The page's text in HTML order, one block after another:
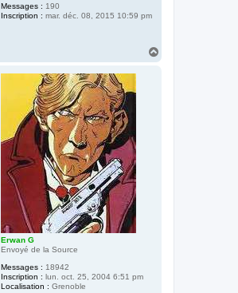
Messages : 190
Inscription : mar. déc. 08, 2015 10:59 pm
Erwan G
Envoyé de la Source
Messages : 18942
Inscription : lun. oct. 25, 2004 6:51 pm
Localisation : Grenoble